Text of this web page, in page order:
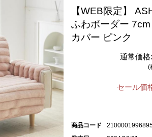
【WEB限定】
ふわボーダー
カバー ピンク
通常価格:
(
セール価
商品コード